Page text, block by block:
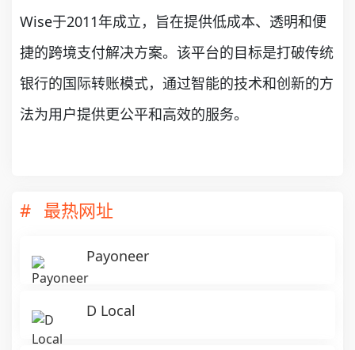
Wise于2011年成立，旨在提供低成本、透明和便
捷的跨境支付解决方案。该平台的目标是打破传统
银行的国际转账模式，通过智能的技术和创新的方
法为用户提供更公平和高效的服务。
最热网址
Payoneer
D Local